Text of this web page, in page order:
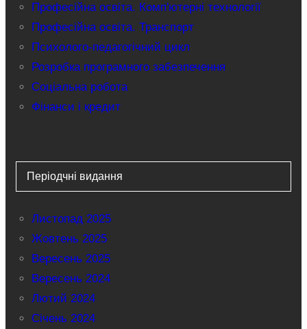
Професійна освіта. Комп'ютерні технології
Професійна освіта. Транспорт
Психолого-педагогічний цикл
Розробка програмного забезпечення
Соціальна робота
Фінанси і кредит
Періодчні видання
Листопад 2025
Жовтень 2025
Вересень 2025
Вересень 2024
Лютий 2024
Січень 2024